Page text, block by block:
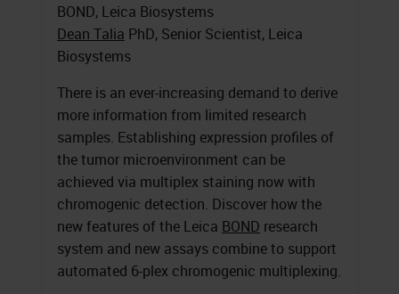
BOND, Leica Biosystems
Dean Talia PhD, Senior Scientist, Leica
Biosystems
There is an ever-increasing demand to derive
more information from limited research
samples. Establishing expression profiles of
the tumor microenvironment can be
achieved via multiplex staining now with
chromogenic detection. Discover how the
new features of the Leica BOND research
system and new assays combine to support
automated 6-plex chromogenic multiplexing.